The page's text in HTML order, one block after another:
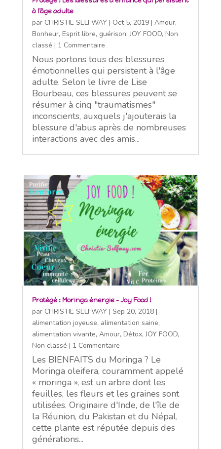
à l’âge adulte
par CHRISTIE SELFWAY| Oct 5, 2019| Amour,
Bonheur, Esprit libre, guérison,JOY FOOD, Non
classé | 1 Commentaire
Nous portons tous des blessures
émotionnelles qui persistent à l'âge
adulte. Selon le livre de Lise
Bourbeau, ces blessures peuvent se
résumer à cinq "traumatismes"
inconscients, auxquels j'ajouterais la
blessure d'abus après de nombreuses
interactions avec des amis...
Protégé : Moringa énergie – Joy Food !
par CHRISTIE SELFWAY| Sep 20, 2018|
alimentation joyeuse, alimentation saine,
alimentation vivante, Amour, Détox,JOY FOOD,
Non classé | 1 Commentaire
Les BIENFAITS du Moringa ? Le
Moringa oleifera, couramment appelé
« moringa », est un arbre dont les
feuilles, les fleurs et les graines sont
utilisées. Originaire d'Inde, de l'île de
la Réunion, du Pakistan et du Népal,
cette plante est réputée depuis des
générations...